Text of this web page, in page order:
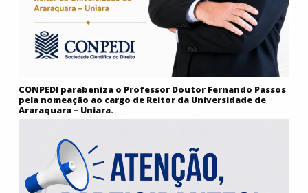
CONPEDI parabeniza o Professor Doutor Fernando Passos
pela nomeação ao cargo de Reitor da Universidade de
Araraquara – Uniara.